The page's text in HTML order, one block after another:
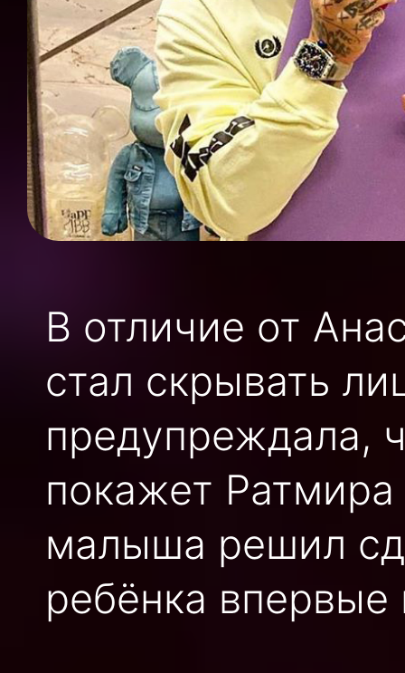
В отличие от
стал скрывать
предупреждала,
покажет
малыша решил
ребёнка